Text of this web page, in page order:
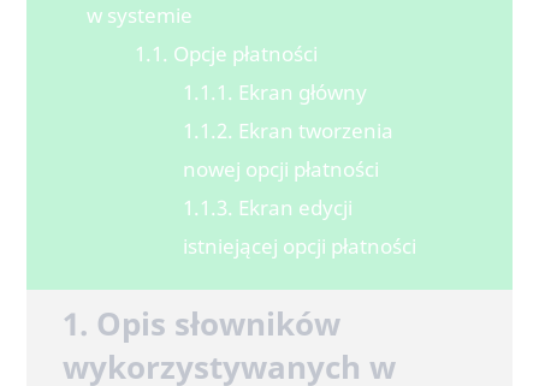
w systemie
1.1. Opcje płatności
1.1.1. Ekran główny
1.1.2. Ekran tworzenia
nowej opcji płatności
1.1.3. Ekran edycji
istniejącej opcji płatności
1. Opis słowników
wykorzystywanych w